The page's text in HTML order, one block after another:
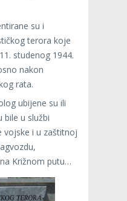
su i
terora koje
studenog 1944.
nakon
rata.
ubijene su ili
bile u službi
vojske i u zaštitnoj
Križnom putu…